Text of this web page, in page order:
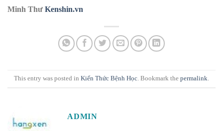
Minh Thư Kenshin.vn
This entry was posted in Kiến Thức Bệnh Học. Bookmark the permalink.
ADMIN